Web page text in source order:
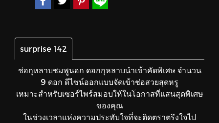
surprise 142
ช่อกุหลาบชมพูนอก ดอกกุหลาบนำเข้าคัดพิเศษ จำนวน
9 ดอก ดีไซน์ออกแบบจัดเข้าช่อสวยสุดหรู
เหมาะสำหรับเซอร์ไพร์สมอบให้ในโอกาสที่แสนสุดพิเศษ
ของคุณ
ในช่วงเวลาแห่งความประทับใจที่จะติดตราตรึงใจไป